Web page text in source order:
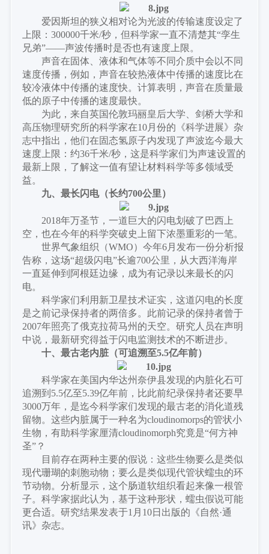
爱因斯坦的狭义相对论为光波的传输速度设定了
上限： 300000千米/秒，但科学家一直不清楚其“孪生
兄弟”——声波传播时是否也有速度上限。
声音在固体、液体和气体等不同介质中会以不同
速度传播，例如，声音在较热液体中传播的速度比在
较冷液体中传播的速度快。计算表明，声音在质量最
低的原子中传播的速度最快。
为此，来自英国伦敦玛丽皇后大学、剑桥大学和
高压物理研究所的科学家在10月份的《科学进展》杂
志中指出，他们在固态氢原子内发现了声波迄今最大
速度上限：约36千米/秒，这是科学家们为声速设置的
最新上限，了解这一值有望让材料科学等多领域受
益。
九、最长闪电（长约700公里）
2018年万圣节，一道巨大的闪电划破了巴西上
空，也在今年的科学突破史上留下浓墨重彩的一笔。
世界气象组织（WMO）今年6月发布一份分析报
告称，这场“超级闪电”长逾700公里，从大西洋海岸
一直延伸到阿根廷边缘，成为有记录以来最长的闪
电。
科学家们利用新卫星技术证实，这道闪电的长度
是之前记录保持者的两倍多。此前记录的保持者曾于
2007年照亮了俄克拉荷马州的天空。研究人员在声明
中说，最新研究得益于闪电监测技术的不断进步。
十、最古老内脏（可追溯至5.5亿年前）
科学家在美国内华达州奈伊县发现的内脏化石可
追溯到 5.5亿至5.39亿年前，比此前纪录保持者还要早
3000万年，是迄今科学家们发现的最古老的消化道残
留物。这些内脏属于一种名为cloudinomorps的管状小
生物，有助科学家厘清cloudinomorph究竟是“何方神
圣”？
目前存在两种主要的假说：这些生物要么是类似
现代珊瑚的刺胞动物；要么是类似现代管状蠕虫的环
节动物。分析显示，这个肠道软组织看起来像一根管
子。科学家据此认为，基于这种形状，蠕虫假说可能
更合适。研究结果发表于1月10日出版的《自然·通
讯》杂志。